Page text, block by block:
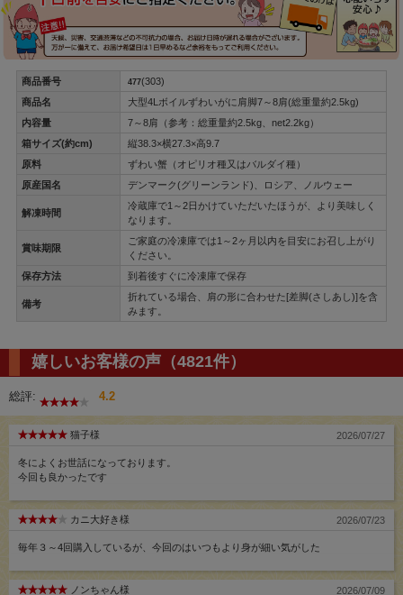
商品番号 477(303)
商品名
大型4Lボイルずわいがに肩脚7～8肩(総重量約2.5kg)
内容量
7～8肩（参考：総重量約2.5kg、net2.2kg）
箱サイズ(約cm)
縦38.3×横27.3×高9.7
原料
ずわい蟹（オピリオ種又はバルダイ種）
原産国名
デンマーク(グリーンランド)、ロシア、ノルウェー
解凍時間
冷蔵庫で1～2日かけていただいたほうが、より美味しく
なります。
賞味期限
ご家庭の冷凍庫では1～2ヶ月以内を目安にお召し上がり
ください。
保存方法
到着後すぐに冷凍庫で保存
備考
折れている場合、肩の形に合わせた[差脚(さしあし)]を含
みます。
嬉しいお客様の声（4821件）
総評: 4.2
猫子様 2026/07/27
冬によくお世話になっております。
今回も良かったです
カニ大好き様 2026/07/23
毎年３～4回購入しているが、今回のはいつもより身が細い気がした
ノンちゃん様 2026/07/09